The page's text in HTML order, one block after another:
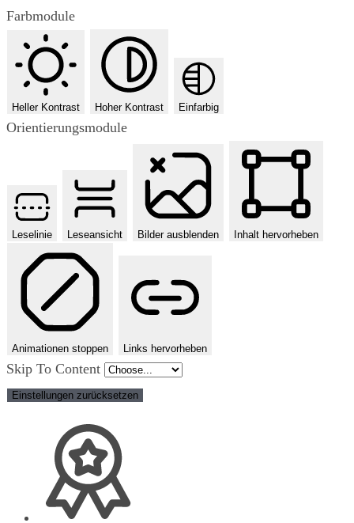
Farbmodule
Heller Kontrast Hoher Kontrast Einfarbig
Orientierungsmodule
Leselinie Leseansicht Bilder ausblenden Inhalt hervorheben
Animationen stoppen Links hervorheben
Skip To Content
Einstellungen zurücksetzen